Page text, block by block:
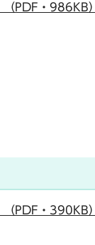
PDF・986KB）
PDF・390KB）